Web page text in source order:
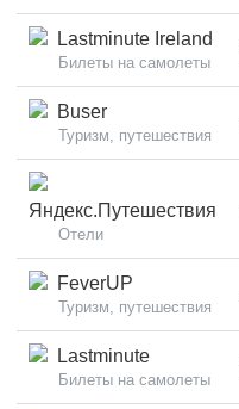
Lastminute Ireland
Билеты на самолеты
Buser
Туризм, путешествия
Яндекс.Путешествия
Отели
FeverUP
Туризм, путешествия
Lastminute
Билеты на самолеты